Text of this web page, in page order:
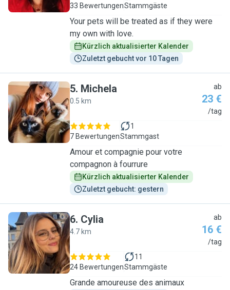
33 BewertungenStammgäste
Your pets will be treated as if they were
my own with love.
Kürzlich aktualisierter Kalender
Zuletzt gebucht vor 10 Tagen
M
5. Michela
0.5 km
ab
23 €
/tag
7 Bewertungen
1
Stammgast
Amour et compagnie pour votre
compagnon à fourrure
Kürzlich aktualisierter Kalender
Zuletzt gebucht: gestern
C
6. Cylia
4.7 km
ab
16 €
/tag
24 Bewertungen
11
Stammgäste
Grande amoureuse des animaux